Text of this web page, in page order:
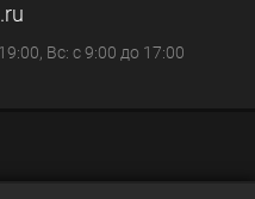
Вс: с 9:00 до 17:00